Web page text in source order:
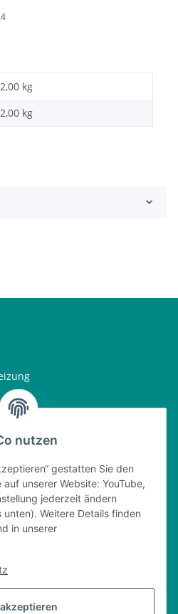
nutzen
gestatten Sie den
unserer Website: YouTube,
jederzeit ändern
Weitere Details finden
in unserer
2,00 kg
2,00 kg
Uhr
Uhr
Uhr
Uhr